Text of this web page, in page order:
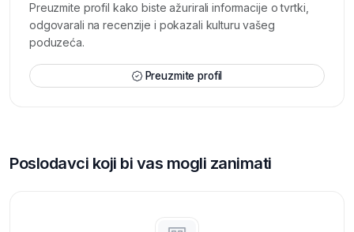
Preuzmite profil kako biste ažurirali informacije o tvrtki,
odgovarali na recenzije i pokazali kulturu vašeg
poduzeća.
Preuzmite profil
Poslodavci koji bi vas mogli zanimati